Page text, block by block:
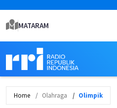
MATARAM
Home Olahraga Olimpik